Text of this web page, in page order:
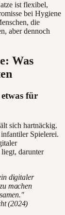
ist flexibel,
bei Hygiene
die
aber dennoch
Was
für
sich hartnäckig.
Spielerei.
darunter
digitaler
machen
(2024)